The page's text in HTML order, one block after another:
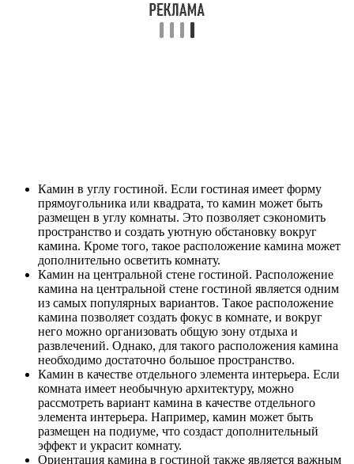
Камин в углу гостиной. Если гостиная имеет форму
прямоугольника или квадрата, то камин может быть
размещен в углу комнаты. Это позволяет сэкономить
пространство и создать уютную обстановку вокруг
камина. Кроме того, такое расположение камина может
дополнительно осветить комнату.
Камин на центральной стене гостиной. Расположение
камина на центральной стене гостиной является одним
из самых популярных вариантов. Такое расположение
камина позволяет создать фокус в комнате, и вокруг
него можно организовать общую зону отдыха и
развлечений. Однако, для такого расположения камина
необходимо достаточно большое пространство.
Камин в качестве отдельного элемента интерьера. Если
комната имеет необычную архитектуру, можно
рассмотреть вариант камина в качестве отдельного
элемента интерьера. Например, камин может быть
размещен на подиуме, что создаст дополнительный
эффект и украсит комнату.
Ориентация камина в гостиной также является важным